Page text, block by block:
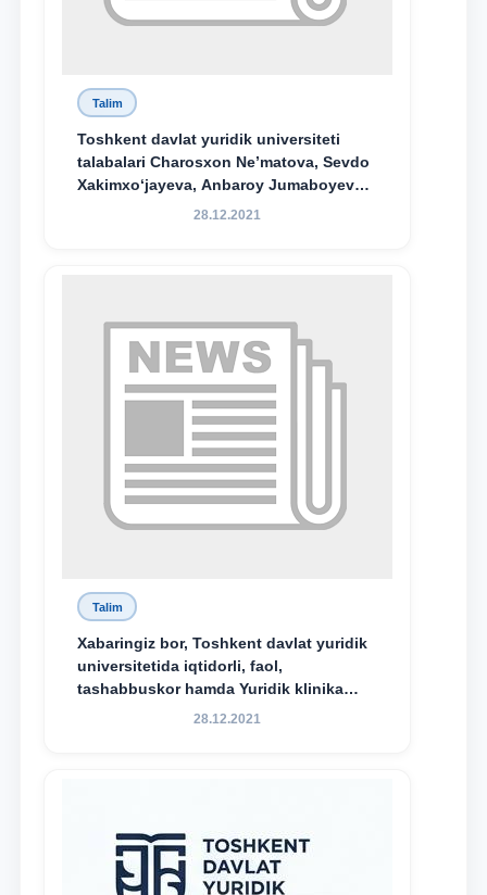
Talim
Toshkent davlat yuridik universiteti
talabalari Charosxon Ne’matova, Sevdo
Xakimxo‘jayeva, Anbaroy Jumaboyeva
hamda TDYU qoshidagi M.S.Vosiqova
bo‘ldi.
28.12.2021
Talim
Xabaringiz bor, Toshkent davlat yuridik
universitetida iqtidorli, faol,
tashabbuskor hamda Yuridik klinika
faoliyatida o‘z bilim va ko‘nikmalarini
28.12.2021